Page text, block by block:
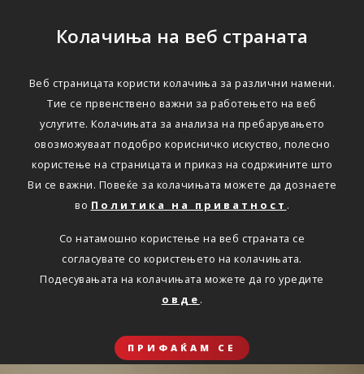
Колачиња на веб страната
Веб страницата користи колачиња за различни намени.
Тие се првенствено важни за работењето на веб
услугите. Колачињата за анализа на пребарувањето
овозможуваат подобро корисничко искуство, полесно
користење на страницата и приказ на содржините што
Ви се важни. Повеќе за колачињата можете да дознаете
во Политика на приватност .
Со натамошно користење на веб страната се
согласувате со користењето на колачињата.
Подесувањата на колачињата можете да го уредите
овде .
ПРИФАЌАМ СЕ